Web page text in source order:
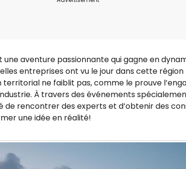
aventure passionnante qui gagne en
entreprises ont vu le jour dans cette
territorial ne faiblit pas, comme le prouve
À travers des événements
rencontrer des experts et d’obtenir des
une idée en réalité!